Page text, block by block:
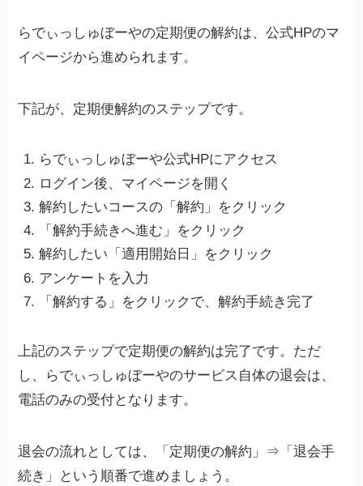
らでぃっしゅぼーやの定期便の解約は、公式HPのマ
イページから進められます。
下記が、定期便解約のステップです。
らでぃっしゅぼーや公式HPにアクセス
ログイン後、マイページを開く
解約したいコースの「解約」をクリック
「解約手続きへ進む」をクリック
解約したい「適用開始日」をクリック
アンケートを入力
「解約する」をクリックで、解約手続き完了
上記のステップで定期便の解約は完了です。ただ
し、らでぃっしゅぼーやのサービス自体の退会は、
電話のみの受付となります。
退会の流れとしては、「定期便の解約」⇒「退会手
続き」という順番で進めましょう。